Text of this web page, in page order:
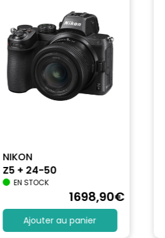
NIKON
Z5 + 24-50
EN STOCK
1698,90€
Ajouter au panier